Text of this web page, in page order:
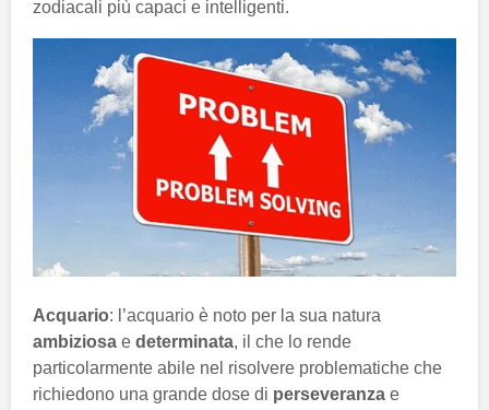
zodiacali più capaci e intelligenti.
Acquario: l’acquario è noto per la sua natura
ambiziosa e determinata, il che lo rende
particolarmente abile nel risolvere problematiche che
richiedono una grande dose di perseveranza e